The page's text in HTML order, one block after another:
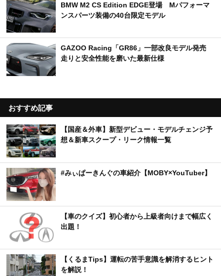
BMW M2 CS Edition EDGE登場 Mパフォーマ
ンスパーツ装備の40台限定モデル
GAZOO Racing「GR86」一部改良モデル発売
走りと安全性能を磨いた最新仕様
おすすめ記事
【国産＆外車】新型デビュー・モデルチェンジ予
想＆新車スクープ・リーク情報一覧
#みぃぱーきんぐの車紹介【MOBY×YouTuber】
【車のクイズ】初心者から上級者向けまで幅広く
出題！
【くるまTips】運転の苦手意識を解消するヒント
を解説！